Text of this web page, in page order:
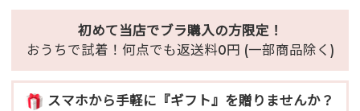
初めて当店でブラ購入の方限定！
おうちで試着！何点でも返送料0円 (一部商品除く)
スマホから手軽に『ギフト』を贈りませんか？